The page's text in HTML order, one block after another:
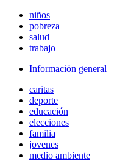
niños
pobreza
salud
trabajo
Información general
caritas
deporte
educación
elecciones
familia
jovenes
medio ambiente